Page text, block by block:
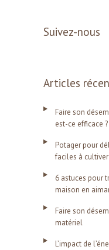
Suivez-nous
Articles
Faire son
est-ce efficace ?
Potager pour
faciles à cultiver
6 astuces pour
maison en
Faire son
matériel
L’impact de